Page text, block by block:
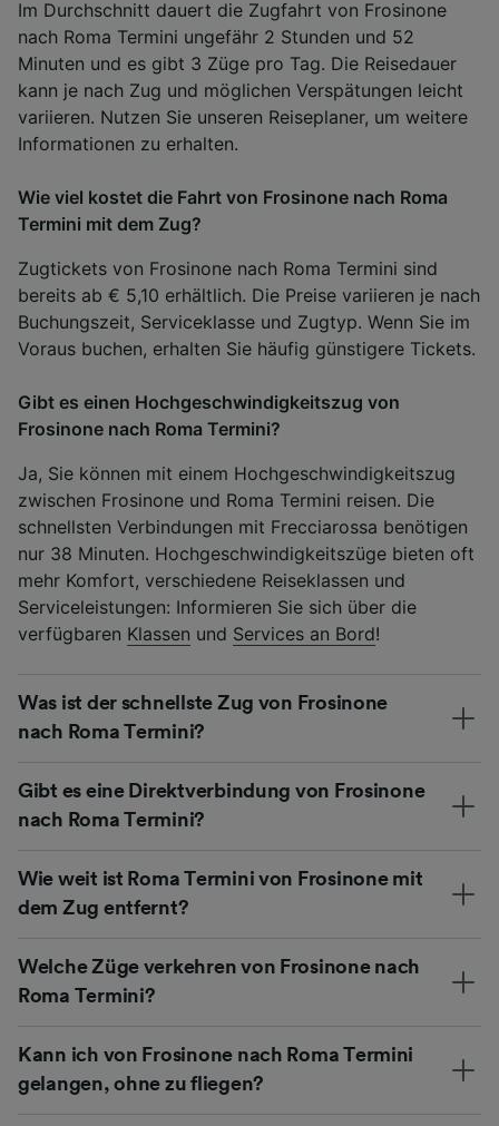
Im Durchschnitt dauert die Zugfahrt von Frosinone
nach Roma Termini ungefähr 2 Stunden und 52
Minuten und es gibt 3 Züge pro Tag. Die Reisedauer
kann je nach Zug und möglichen Verspätungen leicht
variieren. Nutzen Sie unseren Reiseplaner, um weitere
Informationen zu erhalten.
Wie viel kostet die Fahrt von Frosinone nach Roma
Termini mit dem Zug?
Zugtickets von Frosinone nach Roma Termini sind
bereits ab € 5,10 erhältlich. Die Preise variieren je nach
Buchungszeit, Serviceklasse und Zugtyp. Wenn Sie im
Voraus buchen, erhalten Sie häufig günstigere Tickets.
Gibt es einen Hochgeschwindigkeitszug von
Frosinone nach Roma Termini?
Ja, Sie können mit einem Hochgeschwindigkeitszug
zwischen Frosinone und Roma Termini reisen. Die
schnellsten Verbindungen mit Frecciarossa benötigen
nur 38 Minuten. Hochgeschwindigkeitszüge bieten oft
mehr Komfort, verschiedene Reiseklassen und
Serviceleistungen: Informieren Sie sich über die
verfügbaren Klassen und Services an Bord!
Was ist der schnellste Zug von Frosinone
nach Roma Termini?
Gibt es eine Direktverbindung von Frosinone
nach Roma Termini?
Wie weit ist Roma Termini von Frosinone mit
dem Zug entfernt?
Welche Züge verkehren von Frosinone nach
Roma Termini?
Kann ich von Frosinone nach Roma Termini
gelangen, ohne zu fliegen?